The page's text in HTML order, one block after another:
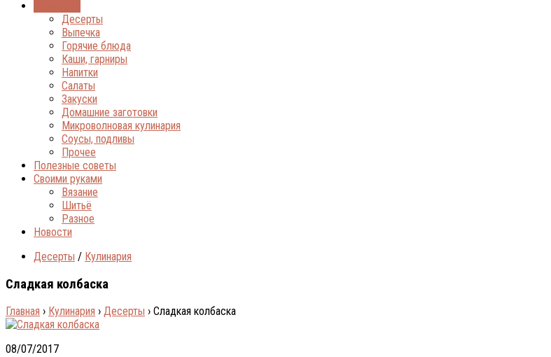
Десерты
Выпечка
Горячие блюда
Каши, гарниры
Напитки
Салаты
Закуски
Домашние заготовки
Микроволновая кулинария
Соусы, подливы
Прочее
Полезные советы
Своими руками
Вязание
Шитьё
Разное
Новости
Десерты / Кулинария
Сладкая колбаска
Главная › Кулинария › Десерты › Сладкая колбаска
08/07/2017